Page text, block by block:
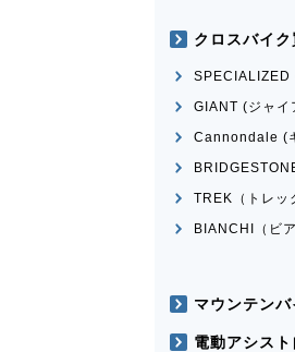
クロスバイク
SPECIALIZED
GIANT (ジャイ
Cannondale (
TREK（トレッ
BIANCHI（ビア
マウンテンバ
電動アシスト